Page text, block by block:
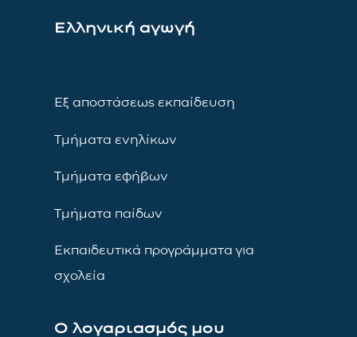
Ελληνική αγωγή
Εξ αποστάσεως εκπαίδευση
Τμήματα ενηλίκων
Τμήματα εφήβων
Τμήματα παίδων
Εκπαιδευτικά προγράμματα για
σχολεία
Ο λογαριασμός μου